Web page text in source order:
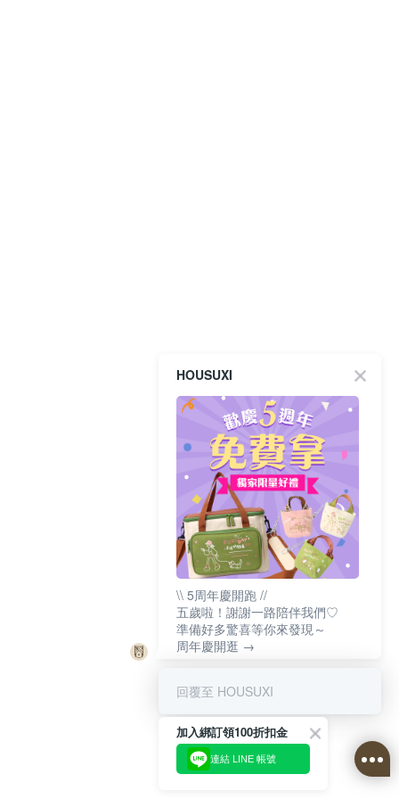
HOUSUXI
\\ 5周年慶開跑 //
五歲啦！謝謝一路陪伴我們♡
準備好多驚喜等你來發現～
周年慶開逛 →
回覆至 HOUSUXI
加入綁訂領100折扣金
連結 LINE 帳號